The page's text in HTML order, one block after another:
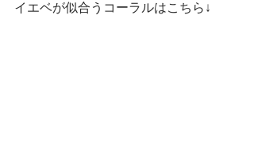
イエベが似合うコーラルはこちら↓